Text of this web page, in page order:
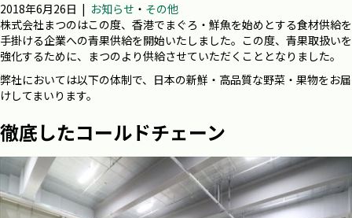
2018年6月26日 | お知らせ ・ その他
株式会社まつのはこの度、香港でまぐろ・鮮魚を始めとする食材供給を
手掛ける企業への青果供給を開始いたしました。この度、青果取扱いを
強化するために、まつのより供給させていただくこととなりました。
弊社においては以下の体制で、日本の新鮮・高品質な野菜・果物をお届
けしてまいります。
徹底したコールドチェーン